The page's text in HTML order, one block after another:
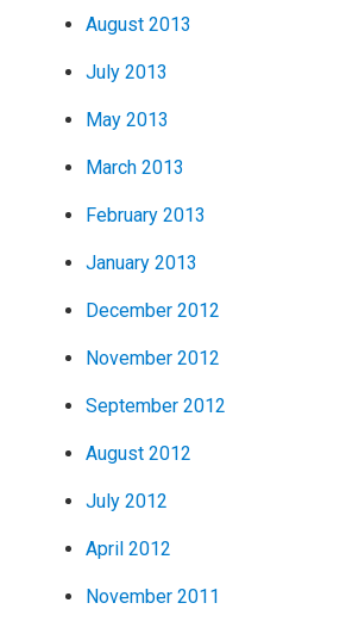
August 2013
July 2013
May 2013
March 2013
February 2013
January 2013
December 2012
November 2012
September 2012
August 2012
July 2012
April 2012
November 2011